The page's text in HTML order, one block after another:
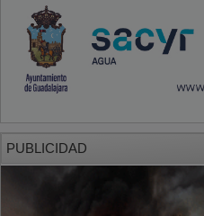
PUBLICIDAD